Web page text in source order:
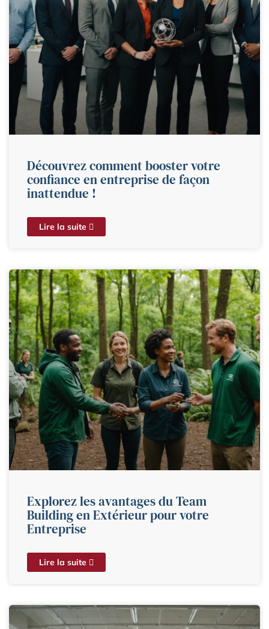
Découvrez comment booster votre
confiance en entreprise de façon
inattendue !
Lire la suite
Explorez les avantages du Team
Building en Extérieur pour votre
Entreprise
Lire la suite